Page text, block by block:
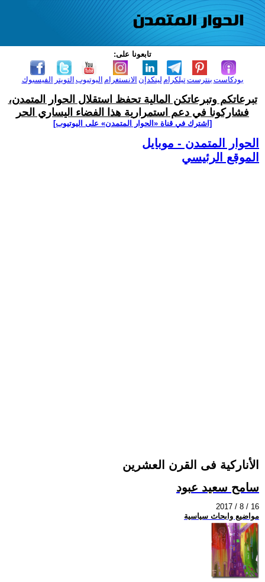
تابعونا على:
الفيسبوك التويتر اليوتيوب الانستغرام لينكدإن تيلكرامبنترست بودكاست
تبرعاتكم وتبرعاتكن المالية تحفظ استقلال الحوار المتمدن،
فشاركونا في دعم استمرارية هذا الفضاء اليساري الحر
[اشترك في قناة ‫«الحوار المتمدن» على اليوتيوب]
الحوار المتمدن - موبايل
الموقع الرئيسي
الأناركية فى القرن العشرين
سامح سعيد عبود
2017 / 8 / 16
مواضيع وابحاث سياسية